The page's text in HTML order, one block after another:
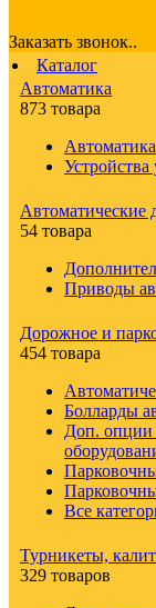
Заказать звонок..
Каталог
Автоматика
873 товара
Устройства
Автоматические
54 товара
Приводы
Дорожное и
454 товара
Болларды
Доп. опции
Все
Турникеты,
329 товаров